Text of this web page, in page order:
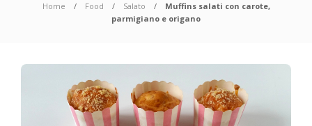
Home Food Salato
Muffins salati con carote,
parmigiano e origano